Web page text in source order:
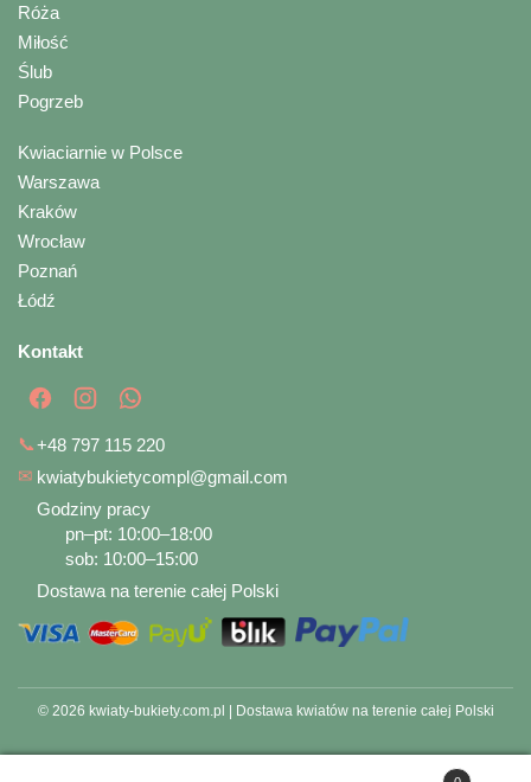
Róża
Miłość
Ślub
Pogrzeb
Kwiaciarnie w Polsce
Warszawa
Kraków
Wrocław
Poznań
Łódź
Kontakt
📞+48 797 115 220
✉ kwiatybukietycompl@gmail.com
Godziny pracy
pn–pt: 10:00–18:00
sob: 10:00–15:00
Dostawa na terenie całej Polski
© 2026 kwiaty-bukiety.com.pl | Dostawa kwiatów na terenie całej Polski